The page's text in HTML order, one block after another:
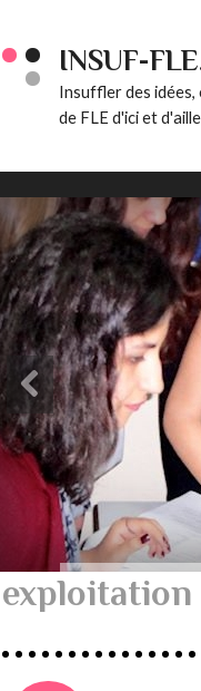
INSUF-
Insuffler des
de FLE d'ici et
exploitation